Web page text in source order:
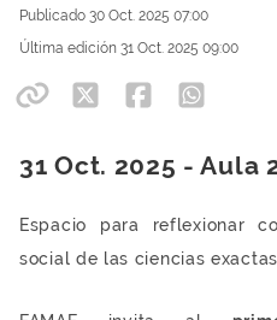
Publicado 30 Oct. 2025 07:00
Última edición 31 Oct. 2025 09:00
31 Oct. 2025 - Aula
Espacio para reflexionar
social de las ciencias